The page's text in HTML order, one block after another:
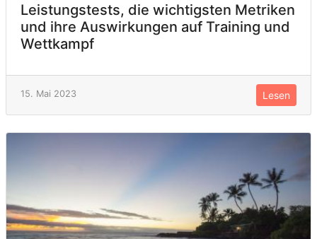
Leistungstests, die wichtigsten Metriken
und ihre Auswirkungen auf Training und
Wettkampf
15. Mai 2023 Lesen